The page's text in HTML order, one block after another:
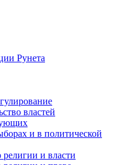
Рунета
властей
и в политической
и власти